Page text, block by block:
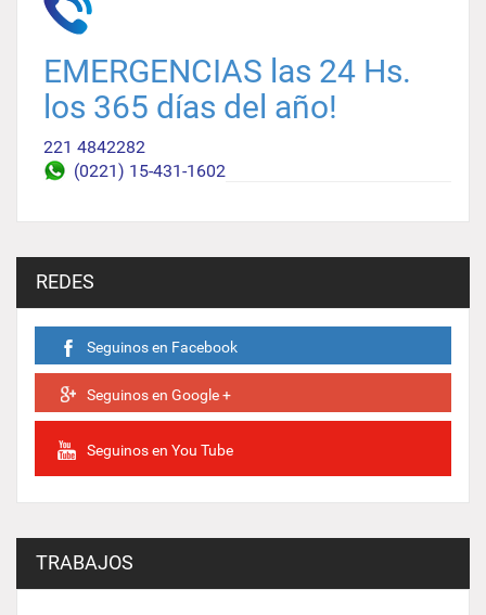
EMERGENCIAS las 24 Hs.
los 365 días del año!
221 4842282
(0221) 15-431-1602
REDES
Seguinos en Facebook
Seguinos en Google +
Seguinos en You Tube
TRABAJOS